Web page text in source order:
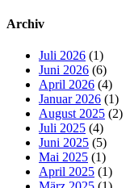
Archiv
Juli 2026 (1)
Juni 2026 (6)
April 2026 (4)
Januar 2026 (1)
August 2025 (2)
Juli 2025 (4)
Juni 2025 (5)
Mai 2025 (1)
April 2025 (1)